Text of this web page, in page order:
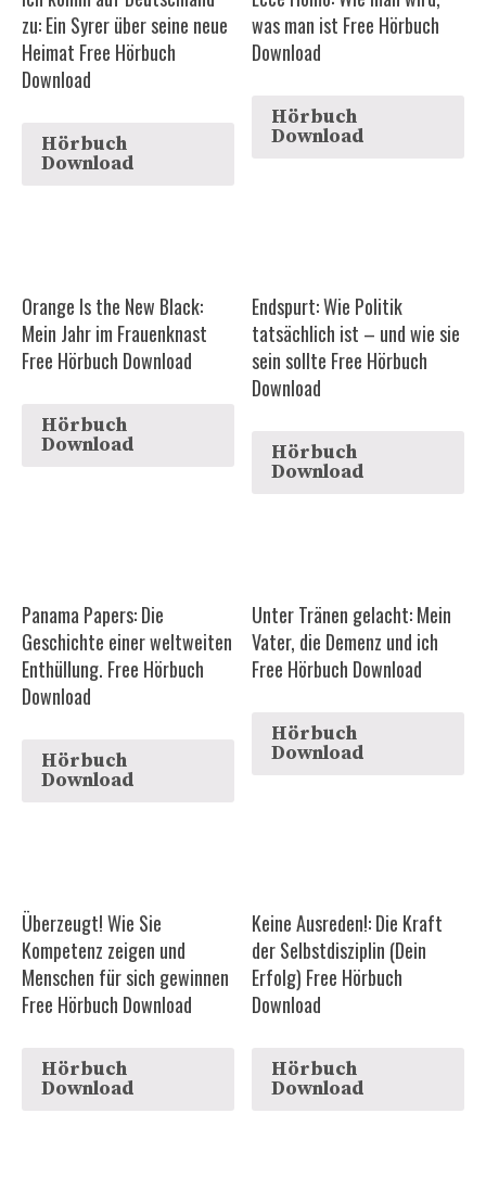
zu: Ein Syrer über seine neue
Heimat Free Hörbuch
Download
Hörbuch
Download
was man ist Free Hörbuch
Download
Hörbuch
Download
Orange Is the New Black:
Mein Jahr im Frauenknast
Free Hörbuch Download
Hörbuch
Download
Endspurt: Wie Politik
tatsächlich ist – und wie sie
sein sollte Free Hörbuch
Download
Hörbuch
Download
Panama Papers: Die
Geschichte einer weltweiten
Enthüllung. Free Hörbuch
Download
Hörbuch
Download
Unter Tränen gelacht: Mein
Vater, die Demenz und ich
Free Hörbuch Download
Hörbuch
Download
Überzeugt! Wie Sie
Kompetenz zeigen und
Menschen für sich gewinnen
Free Hörbuch Download
Hörbuch
Download
Keine Ausreden!: Die Kraft
der Selbstdisziplin (Dein
Erfolg) Free Hörbuch
Download
Hörbuch
Download